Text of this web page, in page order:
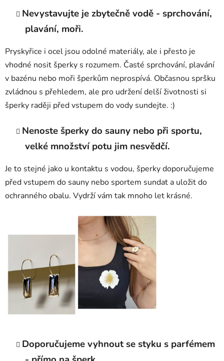
Nevystavujte je zbytečně vodě - sprchování,
plavání, moři.
Pryskyřice i ocel jsou odolné materiály, ale i přesto je
vhodné nosit šperky s rozumem. Časté sprchování, plavání
v bazénu nebo moři šperkům neprospívá. Občasnou spršku
zvládnou s přehledem, ale pro udržení delší životnosti si
šperky raději před vstupem do vody sundejte. :)
Nenoste šperky do sauny nebo při sportu,
velké množství potu jim nesvědčí.
Je to stejné jako u kontaktu s vodou, šperky doporučujeme
před vstupem do sauny nebo sportem sundat a uložit do
ochranného obalu. Vydrží vám tak mnoho let krásné.
Doporučujeme vyhnout se styku s parfémem